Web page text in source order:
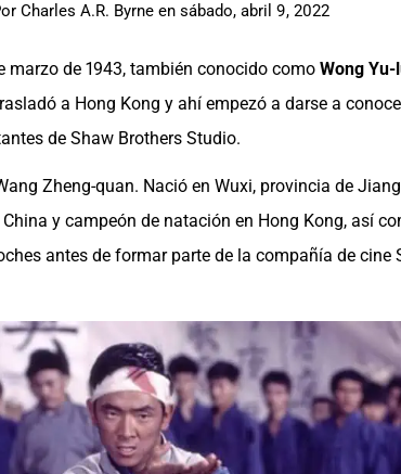
Charles A.R. Byrne en sábado, abril 9, 2022
marzo de 1943, también conocido como Wong Yu-
a Hong Kong y ahí empezó a darse a
de Shaw Brothers Studio.
Zheng-quan. Nació en Wuxi, provincia de
y campeón de natación en Hong Kong, así
antes de formar parte de la compañía de cine